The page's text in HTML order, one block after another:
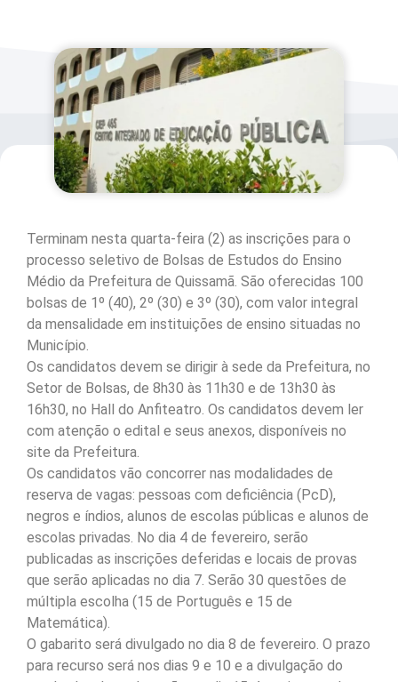
Terminam nesta quarta-feira (2) as inscrições para o
processo seletivo de Bolsas de Estudos do Ensino
Médio da Prefeitura de Quissamã. São oferecidas 100
bolsas de 1º (40), 2º (30) e 3º (30), com valor integral
da mensalidade em instituições de ensino situadas no
Município.
Os candidatos devem se dirigir à sede da Prefeitura, no
Setor de Bolsas, de 8h30 às 11h30 e de 13h30 às
16h30, no Hall do Anfiteatro. Os candidatos devem ler
com atenção o edital e seus anexos, disponíveis no
site da Prefeitura.
Os candidatos vão concorrer nas modalidades de
reserva de vagas: pessoas com deficiência (PcD),
negros e índios, alunos de escolas públicas e alunos de
escolas privadas. No dia 4 de fevereiro, serão
publicadas as inscrições deferidas e locais de provas
que serão aplicadas no dia 7. Serão 30 questões de
múltipla escolha (15 de Português e 15 de
Matemática).
O gabarito será divulgado no dia 8 de fevereiro. O prazo
para recurso será nos dias 9 e 10 e a divulgação do